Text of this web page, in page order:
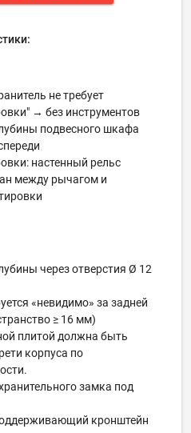
не требует
→ без инструментов
подвесного шкафа
настенный рельс
между рычагом и
через отверстия Ø 12
«невидимо» за задней
≥ 16 мм)
плитой должна быть
корпуса по
замка под
кронштейн